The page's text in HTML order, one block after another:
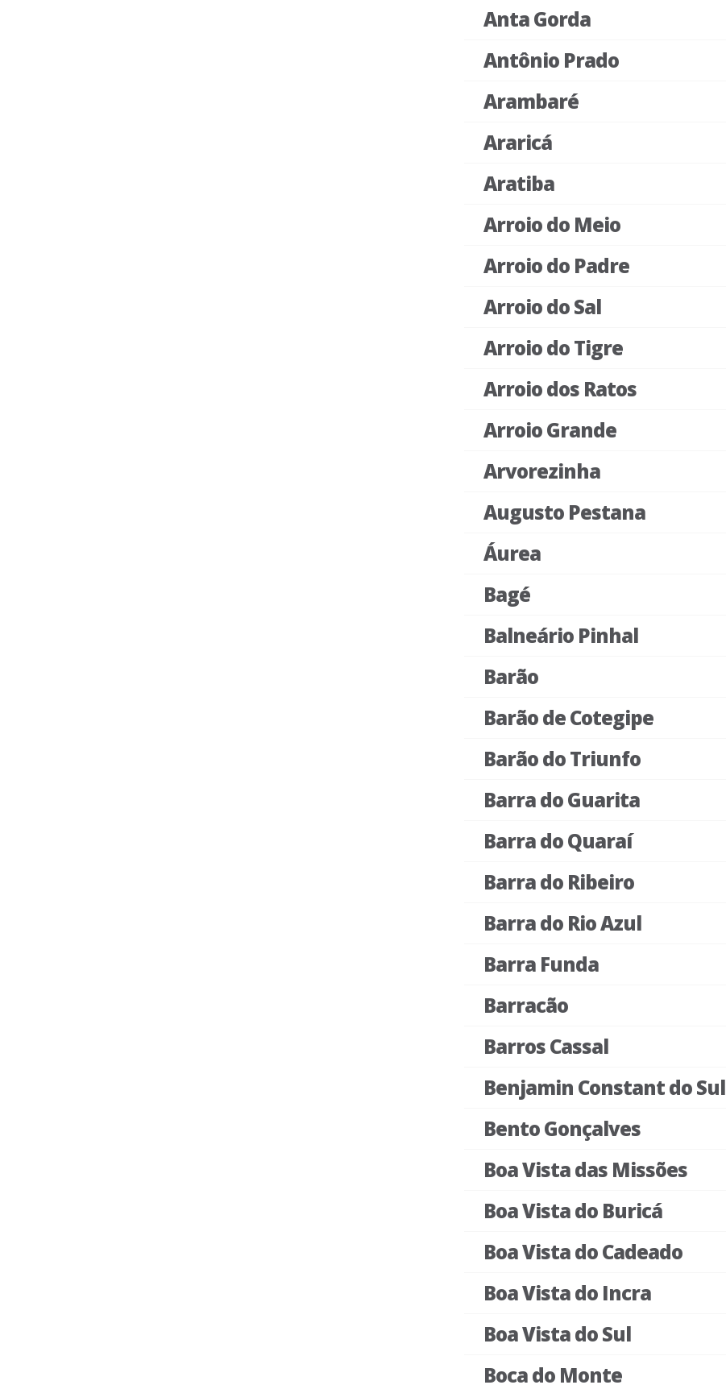
Anta Gorda
Antônio Prado
Arambaré
Araricá
Aratiba
Arroio do Meio
Arroio do Padre
Arroio do Sal
Arroio do Tigre
Arroio dos Ratos
Arroio Grande
Arvorezinha
Augusto Pestana
Áurea
Bagé
Balneário Pinhal
Barão
Barão de Cotegipe
Barão do Triunfo
Barra do Guarita
Barra do Quaraí
Barra do Ribeiro
Barra do Rio Azul
Barra Funda
Barracão
Barros Cassal
Benjamin Constant do Sul
Bento Gonçalves
Boa Vista das Missões
Boa Vista do Buricá
Boa Vista do Cadeado
Boa Vista do Incra
Boa Vista do Sul
Boca do Monte